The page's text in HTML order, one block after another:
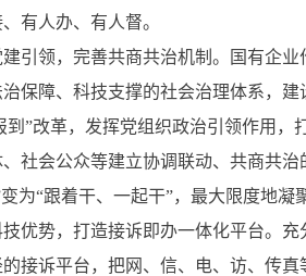
有人办、有人督。
领，完善共商共治机制。国有企业
保障、科技支撑的社会治理体系，
到”改革，发挥党组织政治引领作用
社会公众等建立协调联动、共商共
变为“跟着干、一起干”，最大限度地
势，打造接诉即办一体化平台。充
接诉平台，把网、信、电、访、传